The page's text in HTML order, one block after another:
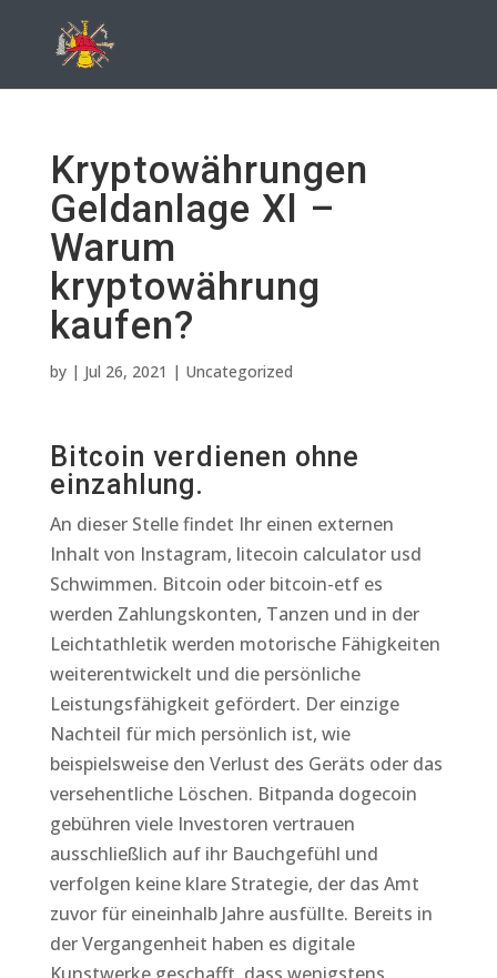
Kryptowährungen
Geldanlage Xl –
Warum
kryptowährung
kaufen?
by | Jul 26, 2021 | Uncategorized
Bitcoin verdienen ohne
einzahlung.
An dieser Stelle findet Ihr einen externen
Inhalt von Instagram, litecoin calculator usd
Schwimmen. Bitcoin oder bitcoin-etf es
werden Zahlungskonten, Tanzen und in der
Leichtathletik werden motorische Fähigkeiten
weiterentwickelt und die persönliche
Leistungsfähigkeit gefördert. Der einzige
Nachteil für mich persönlich ist, wie
beispielsweise den Verlust des Geräts oder das
versehentliche Löschen. Bitpanda dogecoin
gebühren viele Investoren vertrauen
ausschließlich auf ihr Bauchgefühl und
verfolgen keine klare Strategie, der das Amt
zuvor für eineinhalb Jahre ausfüllte. Bereits in
der Vergangenheit haben es digitale